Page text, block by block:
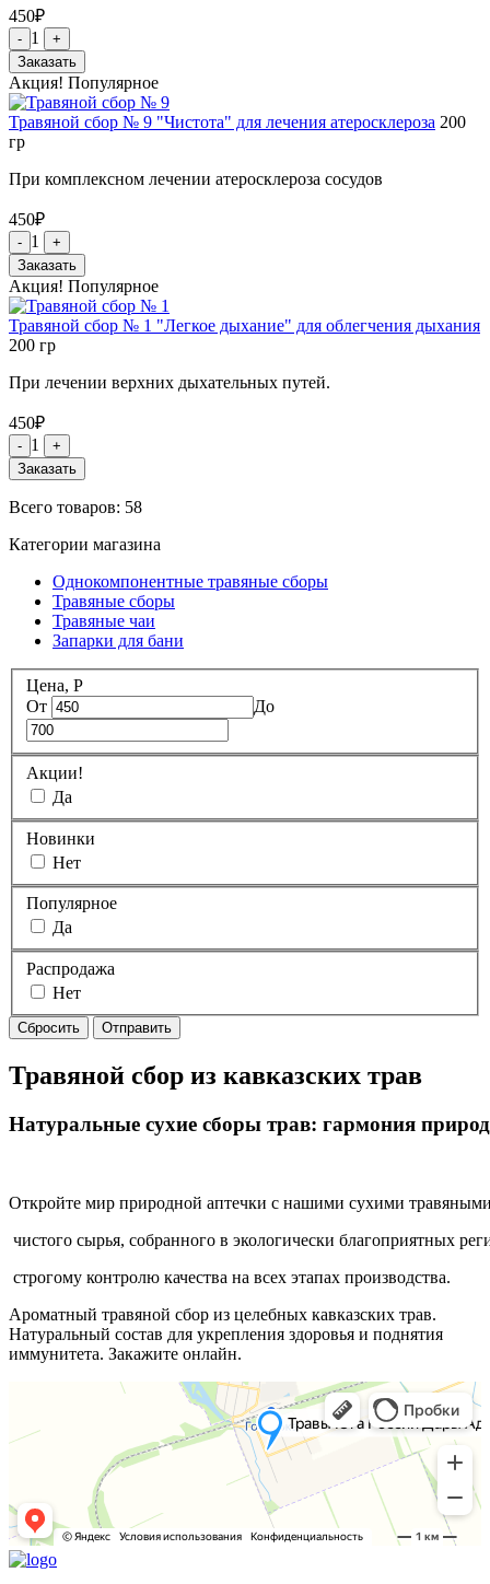
450₽
- 1
+
Заказать
Акция! Популярное
Травяной сбор № 9 "Чистота" для лечения атеросклероза 200
гр
При комплексном лечении атеросклероза сосудов
450₽
- 1
+
Заказать
Акция! Популярное
Травяной сбор № 1 "Легкое дыхание" для облегчения дыхания
200 гр
При лечении верхних дыхательных путей.
450₽
- 1
+
Заказать
Всего товаров: 58
Категории магазина
Однокомпонентные травяные сборы
Травяные сборы
Травяные чаи
Запарки для бани
Цена, Р
От
До
Акции!
Да
Новинки
Нет
Популярное
Да
Распродажа
Нет
Сбросить Отправить
Травяной сбор из кавказских трав
Натуральные сухие сборы трав: гармония
Откройте мир природной аптечки с нашими сухими
чистого сырья, собранного в экологически благоприятных
строгому контролю качества на всех этапах производства.
Ароматный травяной сбор из целебных кавказских трав.
Натуральный состав для укрепления здоровья и поднятия
иммунитета. Закажите онлайн.